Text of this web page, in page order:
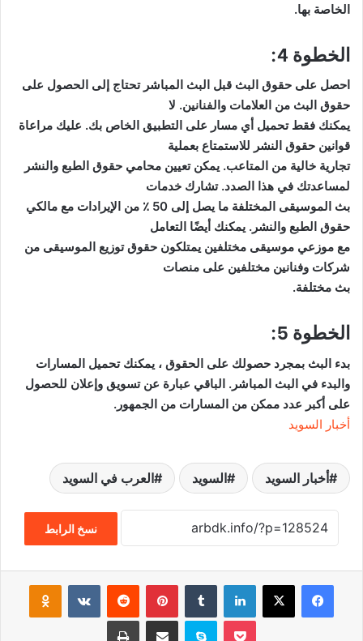
الخاصة بها.
الخطوة 4:
احصل على حقوق البث قبل البث المباشر تحتاج إلى الحصول على
حقوق البث من العلامات والفنانين. لا
يمكنك فقط تحميل أي مسار على التطبيق الخاص بك. عليك مراعاة
قوانين حقوق النشر للاستمتاع بعملية
تجارية خالية من المتاعب. يمكن تعيين محامي حقوق الطبع والنشر
لمساعدتك في هذا الصدد. تشارك خدمات
بث الموسيقى المختلفة ما يصل إلى 50 ٪ من الإيرادات مع مالكي
حقوق الطبع والنشر. يمكنك أيضًا التعامل
مع موزعي موسيقى مختلفين يمتلكون حقوق توزيع الموسيقى من
شركات وفنانين مختلفين على منصات
بث مختلفة.
الخطوة 5:
بدء البث بمجرد حصولك على الحقوق ، يمكنك تحميل المسارات
والبدء في البث المباشر. الباقي عبارة عن تسويق وإعلان للحصول
على أكبر عدد ممكن من المسارات من الجمهور.
أخبار السويد
أخبار السويد السويد العرب في السويد
نسخ الرابط
فيسبوك لينكدإن بينتيريست
سكايب